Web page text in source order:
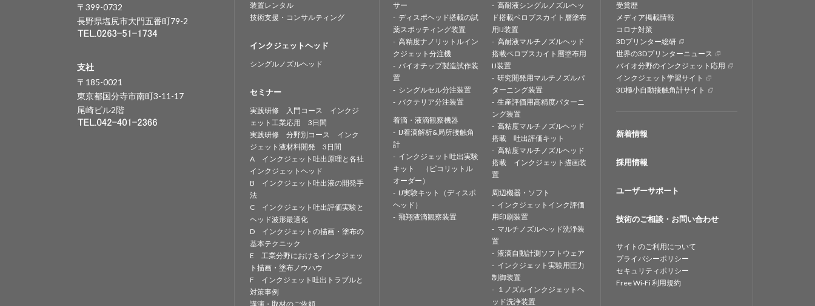
〒399-0732
長野県塩尻市大門五番町79-2
支社
〒185-0021
東京都国分寺市南町3-11-17
尾崎ビル2階
装置レンタル
技術支援・コンサルティング
インクジェットヘッド
シングルノズルヘッド
セミナー
実践研修 入門コース インクジ
ェット工業応用 3日間
実践研修 分野別コース インク
ジェット液材料開発 3日間
A インクジェット吐出原理と各社
インクジェットヘッド
B インクジェット吐出液の開発手
法
C インクジェット吐出評価実験と
ヘッド波形最適化
D インクジェットの描画・塗布の
基本テクニック
E 工業分野におけるインクジェッ
ト描画・塗布ノウハウ
F インクジェット吐出トラブルと
対策事例
講演・取材のご依頼
サー
ディスポヘッド搭載の試
薬スポッティング装置
高精度ナノリットルイン
クジェット分注機
バイオチップ製造試作装
置
シングルセル分注装置
バクテリア分注装置
着滴・液滴観察機器
IJ着滴解析&局所接触角
計
インクジェット吐出実験
キット （ピコリットル
オーダー）
IJ実験キット（ディスポ
ヘッド）
飛翔液滴観察装置
高耐液シングルノズルヘッ
ド搭載ペロブスカイト層塗布
用IJ装置
高耐液マルチノズルヘッド
搭載ペロブスカイト層塗布用
IJ装置
研究開発用マルチノズルパ
ターニング装置
生産評価用高精度パターニ
ング装置
高粘度マルチノズルヘッド
搭載 吐出評価キット
高粘度マルチノズルヘッド
搭載 インクジェット描画装
置
周辺機器・ソフト
インクジェットインク評価
用印刷装置
マルチノズルヘッド洗浄装
置
液滴自動計測ソフトウェア
インクジェット実験用圧力
制御装置
１ノズルインクジェットヘ
ッド洗浄装置
受賞歴
メディア掲載情報
コロナ対策
3Dプリンター総研
世界の3Dプリンターニュース
バイオ分野のインクジェット応用
インクジェット学習サイト
3D極小自動接触角計サイト
新着情報
採用情報
ユーザーサポート
技術のご相談・お問い合わせ
サイトのご利用について
プライバシーポリシー
セキュリティポリシー
Free Wi-Fi 利用規約